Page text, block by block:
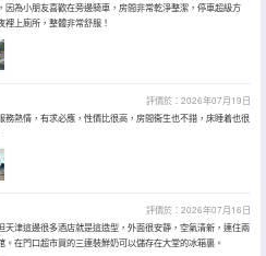
因為小朋友喜歡在旁邊騎車，房間非常乾淨整潔，停車超級方
裡上廁所，整體非常舒服！
評價於：2026年07月19日
務熱情，有求必應，性價比很高，房間衞生也不錯，床睡着也很
評價於：2026年07月16日
天津這邊很多酒店就是這造型，外面很安靜，空氣清新，連住兩
。在門口超市買的三連裝鮮奶可以儲存在大堂的冰箱裏。